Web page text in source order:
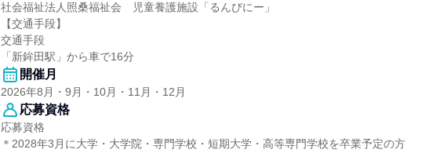
社会福祉法人照桑福祉会 児童養護施設「るんびにー」
【交通手段】
交通手段
「新鉾田駅」から車で16分
開催月
2026年8月・9月・10月・11月・12月
応募資格
応募資格
＊2028年3月に大学・大学院・専門学校・短期大学・高等専門学校を卒業予定の方